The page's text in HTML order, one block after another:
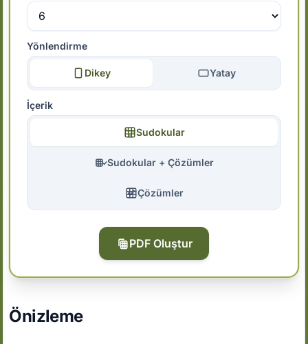
Yönlendirme
Dikey Yatay
İçerik
Sudokular
Sudokular + Çözümler
Çözümler
PDF Oluştur
Önizleme